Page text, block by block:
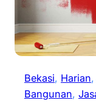
Bekasi, Harian,
Bangunan,